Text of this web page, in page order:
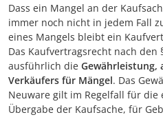
Dass ein Mangel an der
immer noch nicht in jedem Fall
eines Mangels bleibt ein
Das Kaufvertragsrecht nach den
ausführlich die Gewährleistung,
Verkäufers für Mängel. Das
Neuware gilt im Regelfall für die
Übergabe der Kaufsache, für